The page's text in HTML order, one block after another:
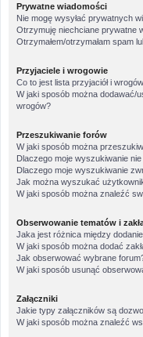
Prywatne wiadomości
Nie mogę wysyłać prywatnych
Otrzymuję niechciane prywatne
Otrzymałem/otrzymałam spam
Przyjaciele i wrogowie
Co to jest lista przyjaciół i
W jaki sposób można dodawać/
wrogów?
Przeszukiwanie forów
W jaki sposób można
Dlaczego moje wyszukiwanie
Dlaczego moje wyszukiwanie
Jak można wyszukać
W jaki sposób można znaleźć
Obserwowanie tematów i
Jaka jest różnica między
W jaki sposób można dodać
Jak obserwować wybrane
W jaki sposób usunąć
Załączniki
Jakie typy załączników są
W jaki sposób można znaleźć